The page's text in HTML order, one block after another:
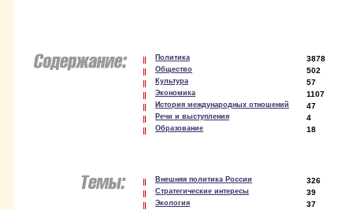
Политика 3878
Общество 502
Культура 57
Экономика 1107
История международных отношений 47
Речи и выступления 4
Образование 18
Внешняя политика России 326
Стратегические интересы 39
Экология 37